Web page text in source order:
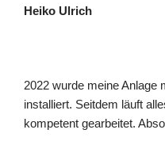
Heiko Ulrich
2022 wurde meine Anlage
installiert. Seitdem läuft
kompetent gearbeitet.